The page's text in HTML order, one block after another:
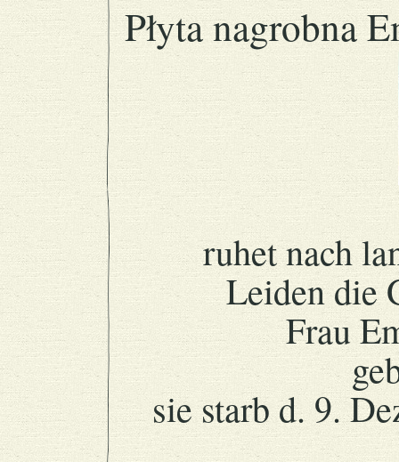
Płyta nagrobna
ruhet nach
Leiden die
Frau
sie starb d. 9.